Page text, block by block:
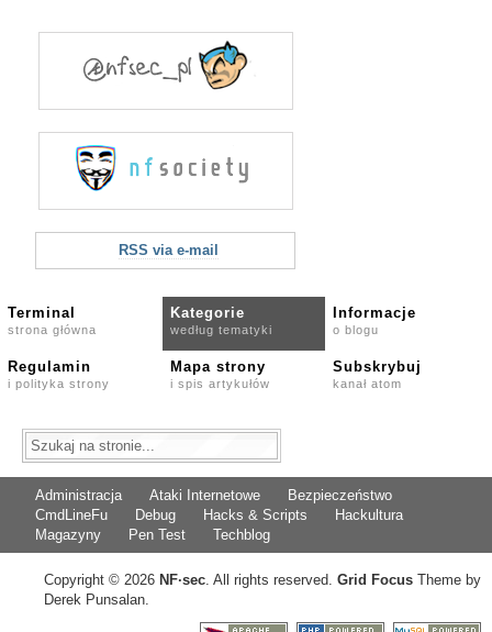
RSS via e-mail
Terminal
strona główna
Kategorie
według tematyki
Informacje
o blogu
Regulamin
i polityka strony
Mapa strony
i spis artykułów
Subskrybuj
kanał atom
Administracja Ataki Internetowe
Bezpieczeństwo
CmdLineFu
Debug Hacks & Scripts
Hackultura
Magazyny
Pen Test Techblog
Copyright © 2026 NF·sec. All rights reserved. Grid Focus Theme by
Derek Punsalan.